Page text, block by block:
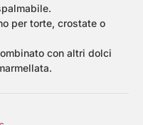
per torte, crostate o
con altri dolci